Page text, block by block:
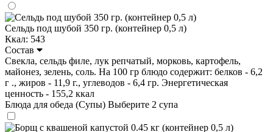
Сельдь под шубой 350 гр. (контейнер 0,5 л)
Ккал: 543
Состав
Свекла, сельдь филе, лук репчатый, морковь, картофель,
майонез, зелень, соль. На 100 гр блюдо содержит: белков - 6,2
г ., жиров - 11,9 г., углеводов - 6,4 гр. Энергетическая
ценность - 155,2 ккал
Блюда для обеда (Супы) Выберите 2 супа